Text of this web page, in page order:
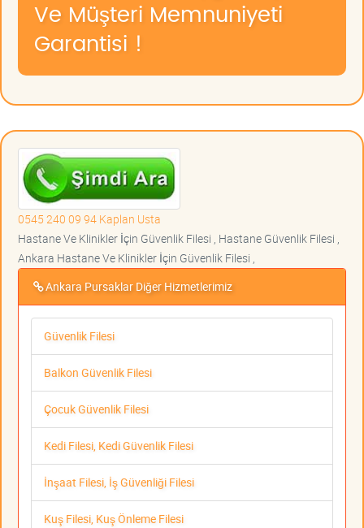
Ve Müşteri Memnuniyeti
Garantisi !
0545 240 09 94 Kaplan Usta
Hastane Ve Klinikler İçin Güvenlik Filesi , Hastane Güvenlik Filesi ,
Ankara Hastane Ve Klinikler İçin Güvenlik Filesi ,
Ankara Pursaklar Diğer Hizmetlerimiz
Güvenlik Filesi
Balkon Güvenlik Filesi
Çocuk Güvenlik Filesi
Kedi Filesi, Kedi Güvenlik Filesi
İnşaat Filesi, İş Güvenliği Filesi
Kuş Filesi, Kuş Önleme Filesi